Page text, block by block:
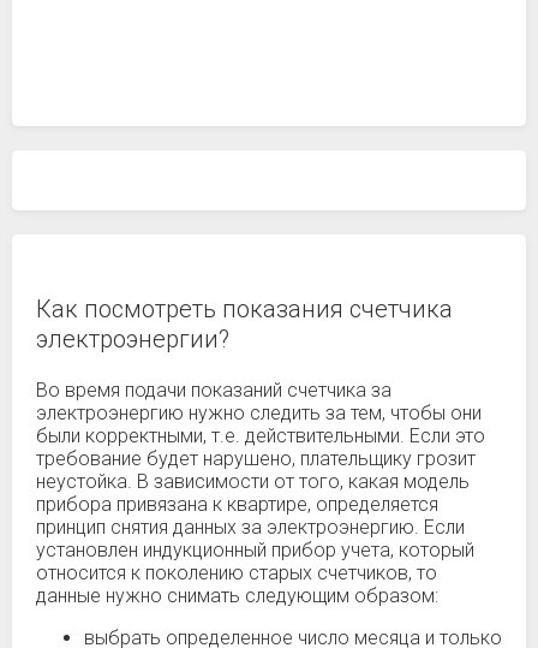
Как посмотреть показания счетчика
электроэнергии?
Во время подачи показаний счетчика за
электроэнергию нужно следить за тем, чтобы они
были корректными, т.е. действительными. Если это
требование будет нарушено, плательщику грозит
неустойка. В зависимости от того, какая модель
прибора привязана к квартире, определяется
принцип снятия данных за электроэнергию. Если
установлен индукционный прибор учета, который
относится к поколению старых счетчиков, то
данные нужно снимать следующим образом:
выбрать определенное число месяца и только